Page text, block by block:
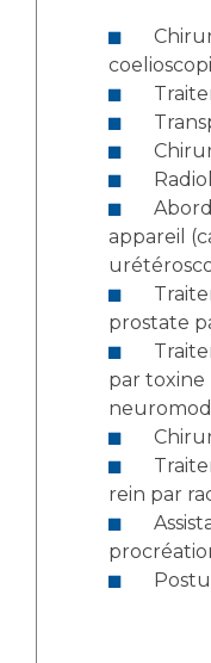
appareil
prostate
par
rein par